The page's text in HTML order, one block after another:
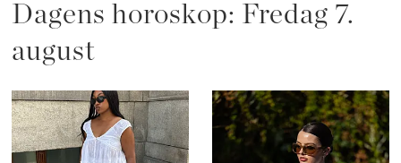
Dagens horoskop: Fredag 7.
august